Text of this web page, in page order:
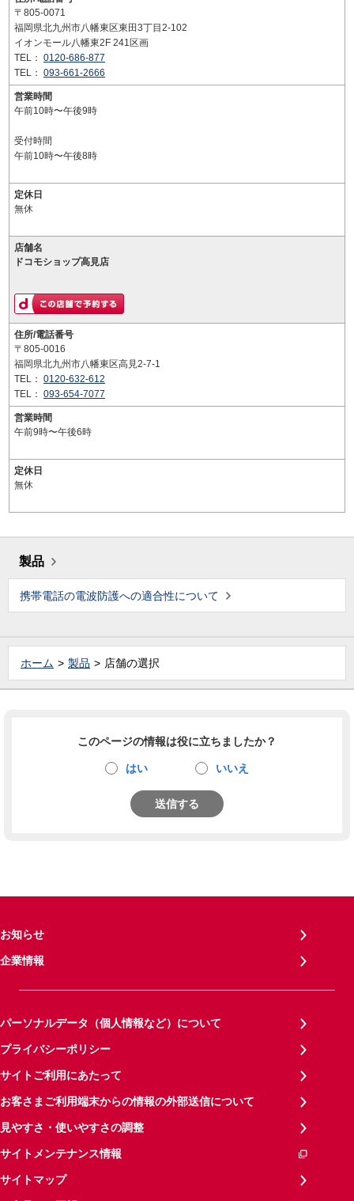
〒805-0071
福岡県北九州市八幡東区東田3丁目2-102
イオンモール八幡東2F 241区画
TEL： 0120-686-877
TEL： 093-661-2666
営業時間
午前10時〜午後9時
受付時間
午前10時〜午後8時
定休日
無休
店舗名
ドコモショップ高見店
住所/電話番号
〒805-0016
福岡県北九州市八幡東区高見2-7-1
TEL： 0120-632-612
TEL： 093-654-7077
営業時間
午前9時〜午後6時
定休日
無休
製品
携帯電話の電波防護への適合性について
ホーム 製品 店舗の選択
このページの情報は役に立ちましたか？
はい いいえ
送信する
お知らせ
企業情報
パーソナルデータ（個人情報など）について
プライバシーポリシー
サイトご利用にあたって
お客さまご利用端末からの情報の外部送信について
見やすさ・使いやすさの調整
サイトメンテナンス情報
サイトマップ